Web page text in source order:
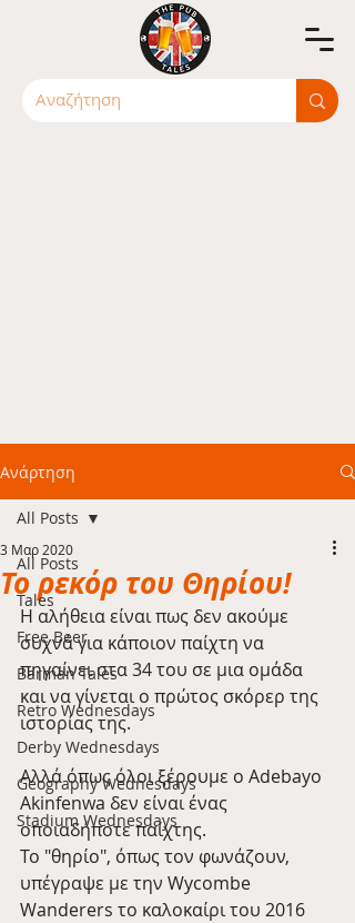
Ανάρτηση
All Posts
Tales
Free Beer
Barman Tales
Retro Wednesdays
Derby Wednesdays
Geography Wednesdays
Stadium Wednesdays
All Posts
Το ρεκόρ του Θηρίου!
3 Μαρ 2020
Η αλήθεια είναι πως δεν ακούμε
συχνά για κάποιον παίχτη να
πηγαίνει στα 34 του σε μια ομάδα
και να γίνεται ο πρώτος σκόρερ της
ιστορίας της.
Αλλά όπως όλοι ξέρουμε ο Adebayo
Akinfenwa δεν είναι ένας
οποιαδήποτε παίχτης.
Το "θηρίο", όπως τον φωνάζουν,
υπέγραψε με την Wycombe
Wanderers το καλοκαίρι του 2016